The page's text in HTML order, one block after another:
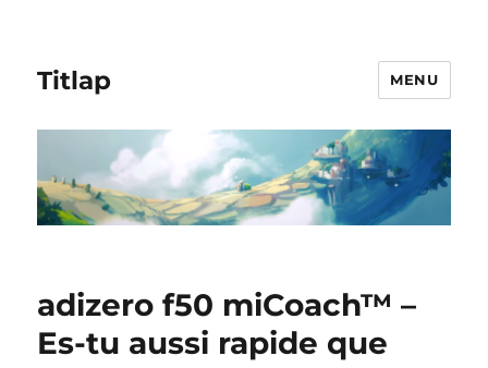
Titlap MENU
adizero f50 miCoach™ –
Es-tu aussi rapide que